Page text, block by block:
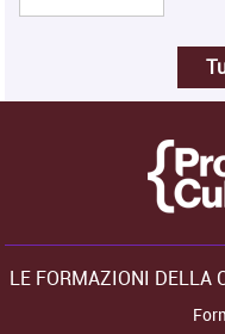
LE FORMAZIONI DELLA